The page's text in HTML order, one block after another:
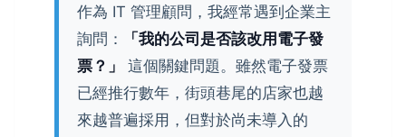
作為 IT 管理顧問，我經常遇到企業主
詢問：
「我的公司是否該改用電子發
票？」
這個關鍵問題。雖然電子發票
已經推行數年，街頭巷尾的店家也越
來越普遍採用，但對於尚未導入的